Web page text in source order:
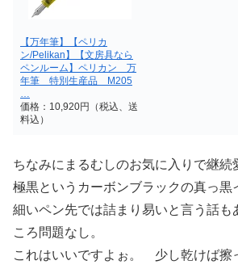
【万年筆】【ペリカ
ン/Pelikan】【文房具なら
ペンルーム】ペリカン 万
年筆 特別生産品 M205
…
価格：10,920円（税込、送
料込）
ちなみにまるむしのお気に入りで継続
極黒というカーボンブラックの真っ黒
細いペン先では詰まり易いと言う話も
ころ問題なし。
これはいいですよぉ。 少し乾けば擦